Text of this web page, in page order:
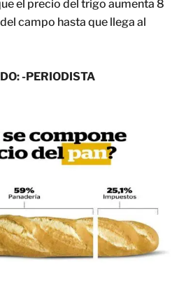
el precio del trigo aumenta 8
campo hasta que llega al
-PERIODISTA